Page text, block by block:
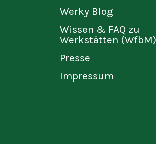
Werky Blog
Wissen & FAQ zu
Werkstätten (WfbM)
Presse
Impressum